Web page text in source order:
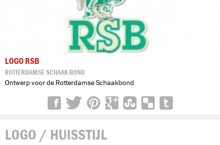
LOGO RSB
ROTTERDAMSE SCHAAK BOND
Ontwerp voor de Rotterdamse Schaakbond
LOGO / HUISSTIJL